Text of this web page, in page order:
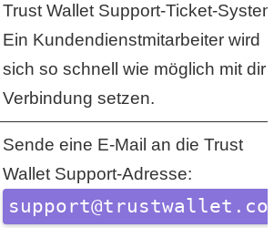
Trust Wallet Support-Ticket-
Ein Kundendienstmitarbeiter wird
sich so schnell wie möglich mit dir
Verbindung setzen.
Sende eine E-Mail an die Trust
Wallet Support-Adresse: